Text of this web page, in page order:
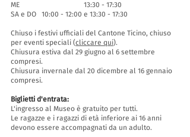
ME 13:30 - 17:30
SA e DO 10:00 - 12:00 e 13:30 - 17:30
Chiuso i festivi ufficiali del Cantone Ticino, chiuso
per eventi speciali (cliccare qui).
Chiusura estiva dal 29 giugno al 6 settembre
compresi.
Chiusura invernale dal 20 dicembre al 16 gennaio
compresi.
Biglietti d'entrata:
L'ingresso al Museo è gratuito per tutti.
Le ragazze e i ragazzi di età inferiore ai 16 anni
devono essere accompagnati da un adulto.